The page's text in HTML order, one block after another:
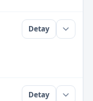
Detay
Detay